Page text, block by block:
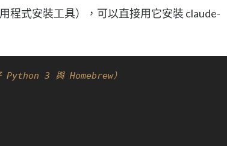
用程式安裝工具），可以直接用它安裝 claude-
Python 3 與 Homebrew）